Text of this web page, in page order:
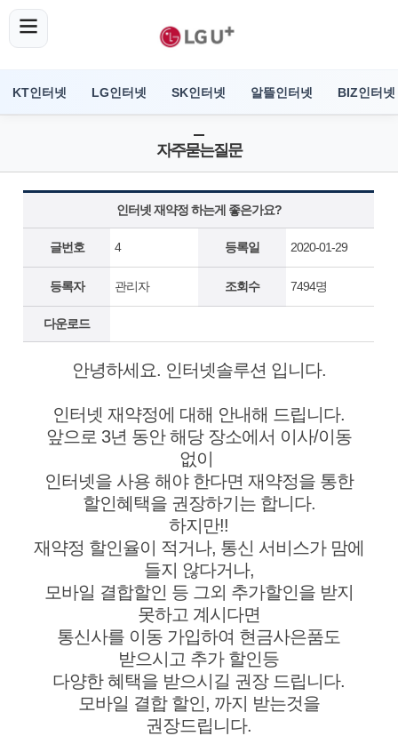
KT인터넷 LG인터넷 SK인터넷 알뜰인터넷 BIZ인터넷
자주묻는질문
인터넷 재약정 하는게 좋은가요?
글번호 4 등록일 2020-01-29
등록자 관리자 조회수 7494명
다운로드
안녕하세요. 인터넷솔루션 입니다.
인터넷 재약정에 대해 안내해 드립니다.
앞으로 3년 동안 해당 장소에서 이사/이동
없이
인터넷을 사용 해야 한다면 재약정을 통한
할인혜택을 권장하기는 합니다.
하지만!!
재약정 할인율이 적거나, 통신 서비스가 맘에
들지 않다거나,
모바일 결합할인 등 그외 추가할인을 받지
못하고 계시다면
통신사를 이동 가입하여 현금사은품도
받으시고 추가 할인등
다양한 혜택을 받으시길 권장 드립니다.
모바일 결합 할인, 까지 받는것을
권장드립니다.